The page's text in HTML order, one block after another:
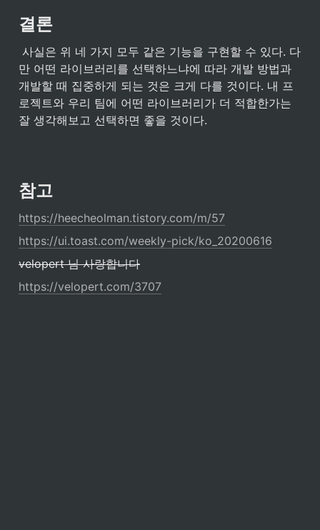
결론
만 어떤 라이브러리를 선택하느냐에 따라 개발 방법과
개발할 때 집중하게 되는 것은 크게 다를 것이다. 내 프
로젝트와 우리 팀에 어떤 라이브러리가 더 적합한가는
잘 생각해보고 선택하면 좋을 것이다.
참고
https://heecheolman.tistory.com/m/57
https://ui.toast.com/weekly-pick/ko_20200616
velopert 님 사랑합니다
https://velopert.com/3707